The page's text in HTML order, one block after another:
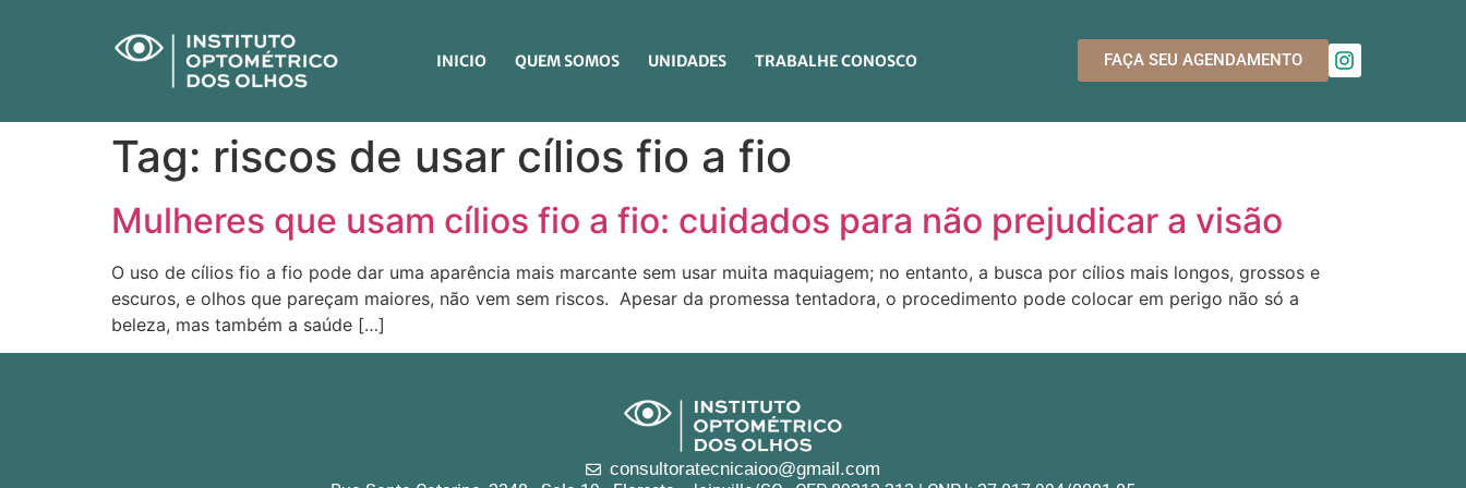
INICIO QUEM SOMOS UNIDADES TRABALHE CONOSCO FAÇA SEU AGENDAMENTO
Tag: riscos de usar cílios fio a fio
Mulheres que usam cílios fio a fio: cuidados para não prejudicar a visão
O uso de cílios fio a fio pode dar uma aparência mais marcante sem usar muita maquiagem; no entanto, a busca por cílios mais longos, grossos e
escuros, e olhos que pareçam maiores, não vem sem riscos. Apesar da promessa tentadora, o procedimento pode colocar em perigo não só a
beleza, mas também a saúde […]
consultoratecnicaioo@gmail.com